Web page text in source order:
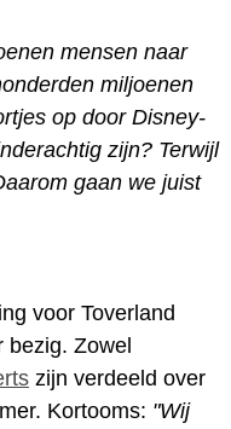
mensen naar
miljoenen
op door Disney-
zijn? Terwijl
gaan we juist
voor Toverland
bezig. Zowel
zijn verdeeld over
Kortooms: "Wij